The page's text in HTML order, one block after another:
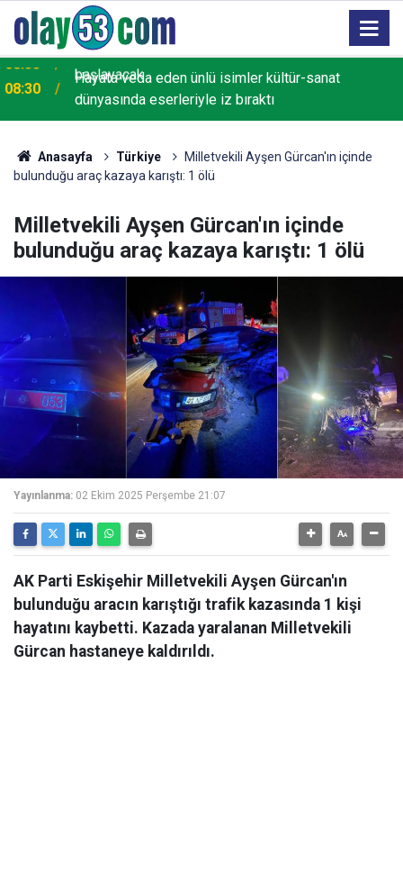
08:30
Hayata veda eden ünlü isimler kültür-sanat
dünyasında eserleriyle iz bıraktı
Anasayfa Türkiye
Milletvekili Ayşen Gürcan'ın içinde
bulunduğu araç kazaya karıştı: 1 ölü
Milletvekili Ayşen Gürcan'ın içinde
bulunduğu araç kazaya karıştı: 1 ölü
Yayınlanma: 02 Ekim 2025 Perşembe 21:07
AK Parti Eskişehir Milletvekili Ayşen Gürcan'ın
bulunduğu aracın karıştığı trafik kazasında 1 kişi
hayatını kaybetti. Kazada yaralanan Milletvekili
Gürcan hastaneye kaldırıldı.